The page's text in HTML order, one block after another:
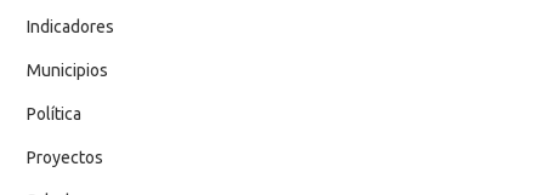
Indicadores
Municipios
Política
Proyectos